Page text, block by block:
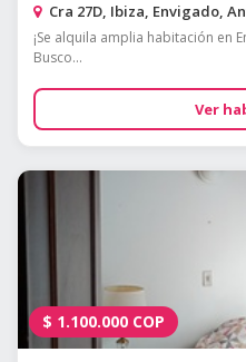
Cra 27D, Ibiza, Envigado,
¡Se alquila amplia habitación en
Busco...
Ver
$ 1.100.000 COP